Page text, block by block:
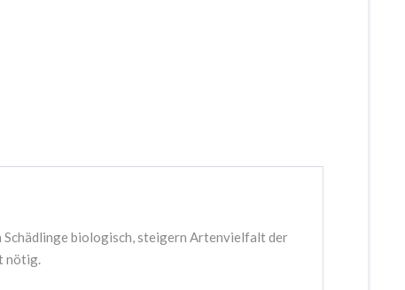
biologisch, steigern Artenvielfalt der
nötig.